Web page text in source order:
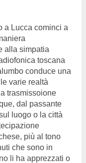
a Lucca cominci a
alla simpatia
toscana
conduce una
varie realtà
trasmissoione
dal passante
luogo o la città
più al tono
che sono in
li ha apprezzati o